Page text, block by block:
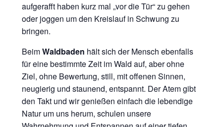
aufgerafft haben kurz mal „vor die Tür“ zu gehen
oder joggen um den Kreislauf in Schwung zu
bringen.
BeimWaldbaden hält sich der Mensch ebenfalls
für eine bestimmte Zeit im Wald auf, aber ohne
Ziel, ohne Bewertung, still, mit offenen Sinnen,
neugierig und staunend, entspannt. Der Atem gibt
den Takt und wir genießen einfach die lebendige
Natur um uns herum, schulen unsere